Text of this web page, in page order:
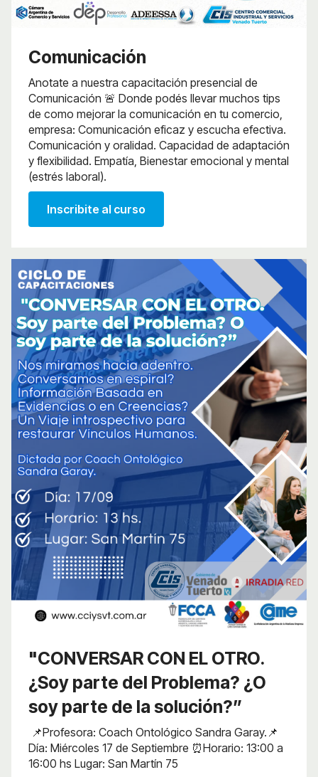
Comunicación
Anotate a nuestra capacitación presencial de
Comunicación 🚨 Donde podés llevar muchos tips
de como mejorar la comunicación en tu comercio,
empresa: Comunicación eficaz y escucha efectiva.
Comunicación y oralidad. Capacidad de adaptación
y flexibilidad. Empatía, Bienestar emocional y mental
(estrés laboral).
Inscribite al curso
"CONVERSAR CON EL OTRO.
¿Soy parte del Problema? ¿O
soy parte de la solución?”
📌Profesora: Coach Ontológico Sandra Garay.📌
Día: Miércoles 17 de Septiembre ⏰Horario: 13:00 a
16:00 hs Lugar: San Martín 75